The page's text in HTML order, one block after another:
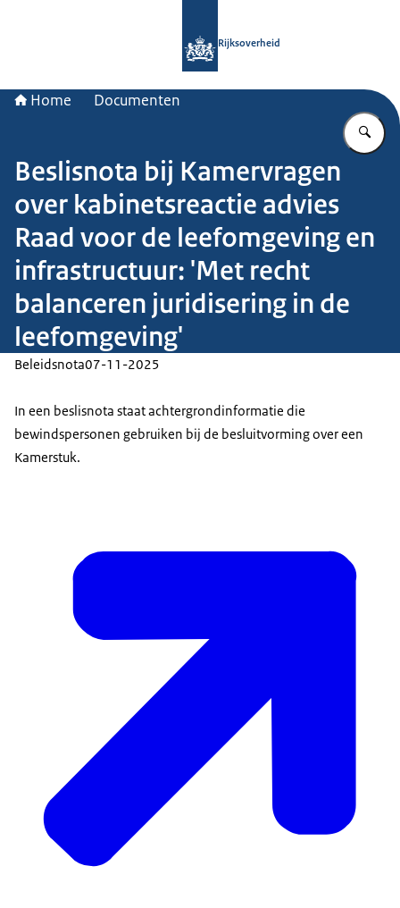
Rijksoverheid
Home Documenten
Beslisnota bij Kamervragen
over kabinetsreactie advies
Raad voor de leefomgeving en
infrastructuur: 'Met recht
balanceren juridisering in de
leefomgeving'
Beleidsnota07-11-2025
In een beslisnota staat achtergrondinformatie die
bewindspersonen gebruiken bij de besluitvorming over een
Kamerstuk.